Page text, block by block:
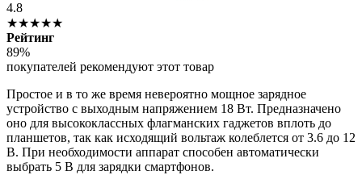
4.8
★★★★★
Рейтинг
89%
покупателей рекомендуют этот товар
Простое и в то же время невероятно мощное зарядное
устройство с выходным напряжением 18 Вт. Предназначено
оно для высококлассных флагманских гаджетов вплоть до
планшетов, так как исходящий вольтаж колеблется от 3.6 до 12
В. При необходимости аппарат способен автоматически
выбрать 5 В для зарядки смартфонов.